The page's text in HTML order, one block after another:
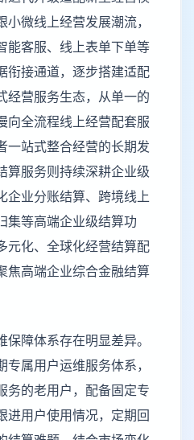
微线上经营发展潮流，
能客服、线上表单下单等
衔接通道，逐步搭建适配
经营服务生态，从单一的
向全流程线上经营配套服
一站式整合经营的长期发
算服务则持续深耕企业级
企业分账结算、跨境线上
集等高端企业级结算功
元化、全球化经营结算配
焦高端企业综合金融结算
障体系存在明显差异。
属用户运维服务体系，
务的老用户，配备固定专
进用户使用情况，定期回